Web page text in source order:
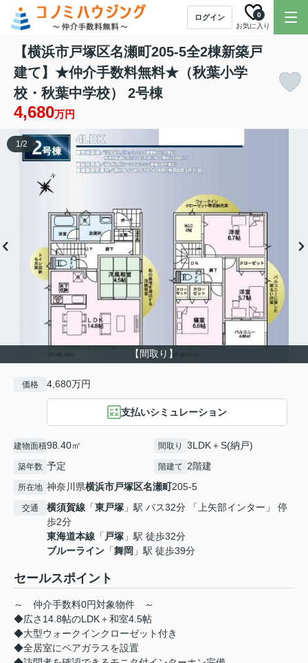
ログイン
お気に入り
0
【横浜市戸塚区名瀬町205-5全2棟新築戸
建て】★仲介手数料無料★（秋葉小学
校・秋葉中学校） 2号棟
4,680万円
【間取り】
1/2
価格 4,680万円
支払いシミュレーション
建物面積98.40㎡ 間取り 3LDK＋S(納戸)
築年数 予定 階建て 2階建
所在地 神奈川県横浜市戸塚区名瀬町205-5
交通 横須賀線 「東戸塚 」駅 バス32分 「上矢部インター」 停
歩2分
東海道本線 「 戸塚 」駅 徒歩32分
ブルーライン 「舞岡 」駅 徒歩39分
セールスポイント
～ 仲介手数料0円対象物件 ～
◆広さ14.8帖のLDK＋和室4.5帖
◆大型ウォークインクローゼット付き
◆全居室にペアガラスを設置